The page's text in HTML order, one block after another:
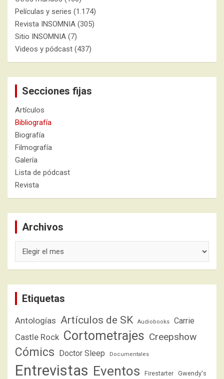
Películas y series (1.174)
Revista INSOMNIA (305)
Sitio INSOMNIA (7)
Videos y pódcast (437)
Secciones fijas
Artículos
Bibliografía
Biografía
Filmografía
Galería
Lista de pódcast
Revista
Archivos
Etiquetas
Antologías Artículos de SK Audiobooks Carrie
Castle Rock Cortometrajes Creepshow
Cómics Doctor Sleep Documentales
Entrevistas Eventos Firestarter Gwendy's